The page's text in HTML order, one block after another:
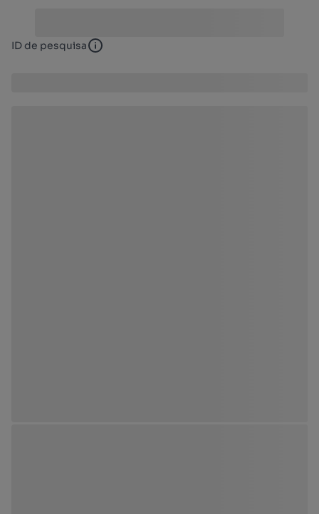
ID de pesquisa ID de pesquisa